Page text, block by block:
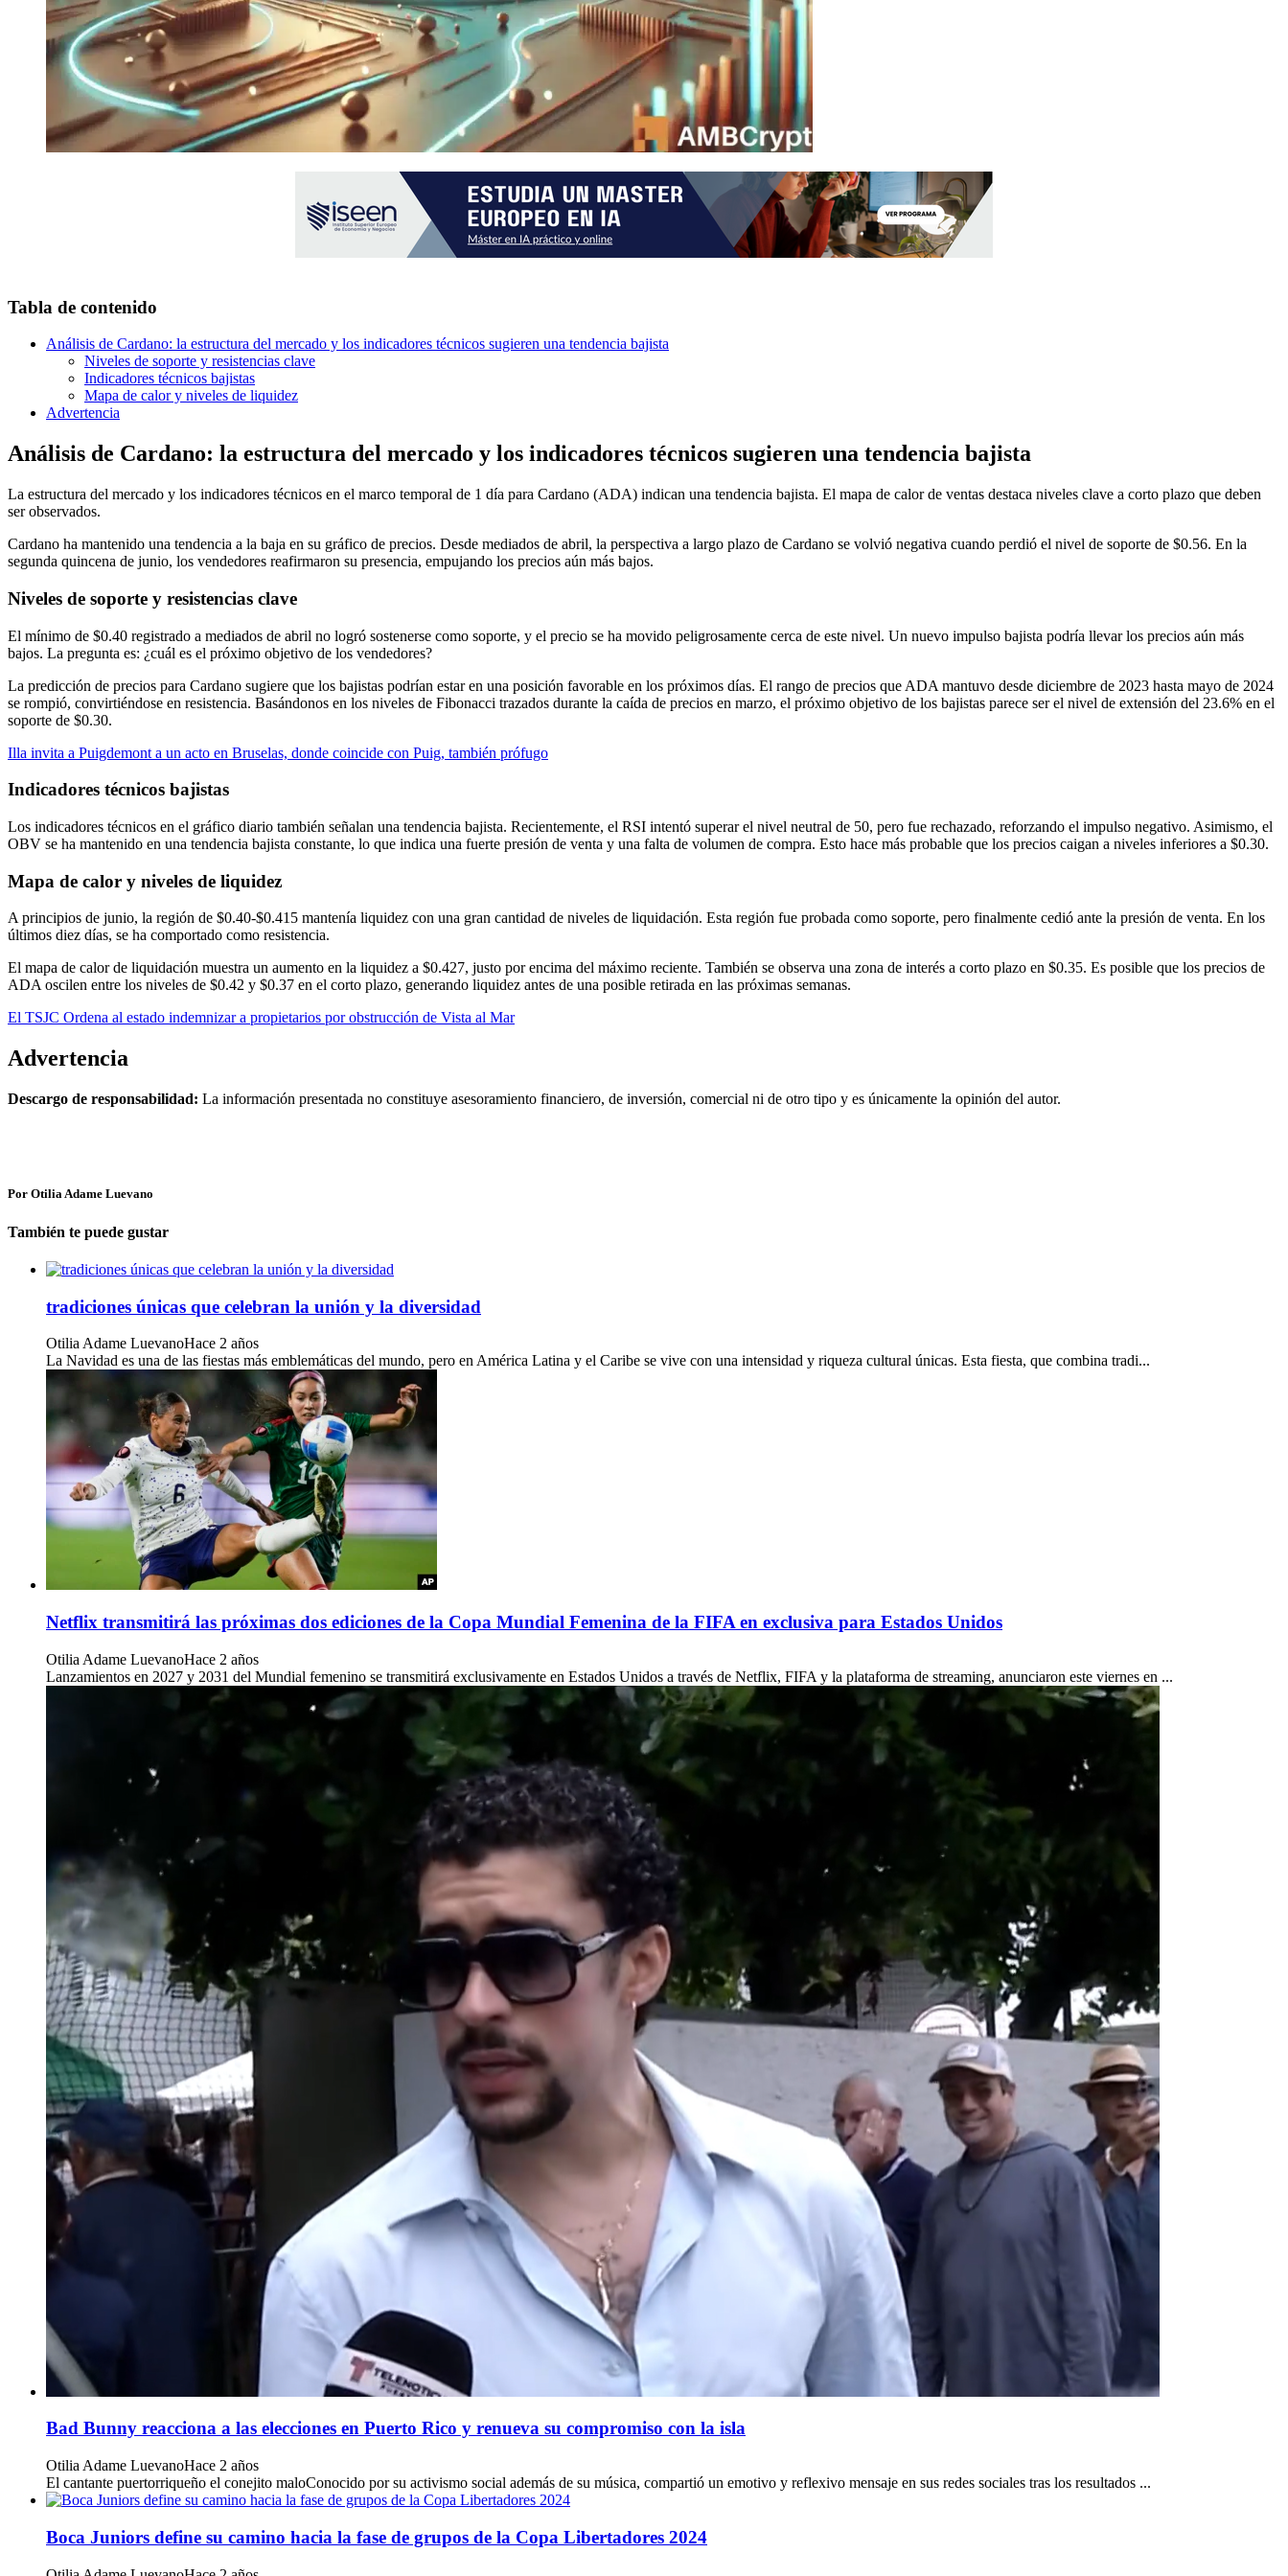
Tabla de contenido
Análisis de Cardano: la estructura del mercado y los indicadores técnicos sugieren una tendencia bajista
Niveles de soporte y resistencias clave
Indicadores técnicos bajistas
Mapa de calor y niveles de liquidez
Advertencia
Análisis de Cardano: la estructura del mercado y los indicadores técnicos sugieren una tendencia bajista
La estructura del mercado y los indicadores técnicos en el marco temporal de 1 día para Cardano (ADA) indican una tendencia bajista. El mapa de calor de ventas destaca niveles clave a corto plazo que deben
ser observados.
Cardano ha mantenido una tendencia a la baja en su gráfico de precios. Desde mediados de abril, la perspectiva a largo plazo de Cardano se volvió negativa cuando perdió el nivel de soporte de $0.56. En la
segunda quincena de junio, los vendedores reafirmaron su presencia, empujando los precios aún más bajos.
Niveles de soporte y resistencias clave
El mínimo de $0.40 registrado a mediados de abril no logró sostenerse como soporte, y el precio se ha movido peligrosamente cerca de este nivel. Un nuevo impulso bajista podría llevar los precios aún más
bajos. La pregunta es: ¿cuál es el próximo objetivo de los vendedores?
La predicción de precios para Cardano sugiere que los bajistas podrían estar en una posición favorable en los próximos días. El rango de precios que ADA mantuvo desde diciembre de 2023 hasta mayo de 2024
se rompió, convirtiéndose en resistencia. Basándonos en los niveles de Fibonacci trazados durante la caída de precios en marzo, el próximo objetivo de los bajistas parece ser el nivel de extensión del 23.6% en el
soporte de $0.30.
Illa invita a Puigdemont a un acto en Bruselas, donde coincide con Puig, también prófugo
Indicadores técnicos bajistas
Los indicadores técnicos en el gráfico diario también señalan una tendencia bajista. Recientemente, el RSI intentó superar el nivel neutral de 50, pero fue rechazado, reforzando el impulso negativo. Asimismo, el
OBV se ha mantenido en una tendencia bajista constante, lo que indica una fuerte presión de venta y una falta de volumen de compra. Esto hace más probable que los precios caigan a niveles inferiores a $0.30.
Mapa de calor y niveles de liquidez
A principios de junio, la región de $0.40-$0.415 mantenía liquidez con una gran cantidad de niveles de liquidación. Esta región fue probada como soporte, pero finalmente cedió ante la presión de venta. En los
últimos diez días, se ha comportado como resistencia.
El mapa de calor de liquidación muestra un aumento en la liquidez a $0.427, justo por encima del máximo reciente. También se observa una zona de interés a corto plazo en $0.35. Es posible que los precios de
ADA oscilen entre los niveles de $0.42 y $0.37 en el corto plazo, generando liquidez antes de una posible retirada en las próximas semanas.
El TSJC Ordena al estado indemnizar a propietarios por obstrucción de Vista al Mar
Advertencia
Descargo de responsabilidad: La información presentada no constituye asesoramiento financiero, de inversión, comercial ni de otro tipo y es únicamente la opinión del autor.
Por Otilia Adame Luevano
También te puede gustar
tradiciones únicas que celebran la unión y la diversidad
Otilia Adame LuevanoHace 2 años
La Navidad es una de las fiestas más emblemáticas del mundo, pero en América Latina y el Caribe se vive con una intensidad y riqueza cultural únicas. Esta fiesta, que combina tradi...
Netflix transmitirá las próximas dos ediciones de la Copa Mundial Femenina de la FIFA en exclusiva para Estados Unidos
Otilia Adame LuevanoHace 2 años
Lanzamientos en 2027 y 2031 del Mundial femenino se transmitirá exclusivamente en Estados Unidos a través de Netflix, FIFA y la plataforma de streaming, anunciaron este viernes en ...
Bad Bunny reacciona a las elecciones en Puerto Rico y renueva su compromiso con la isla
Otilia Adame LuevanoHace 2 años
El cantante puertorriqueño el conejito maloConocido por su activismo social además de su música, compartió un emotivo y reflexivo mensaje en sus redes sociales tras los resultados ...
Boca Juniors define su camino hacia la fase de grupos de la Copa Libertadores 2024